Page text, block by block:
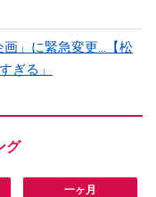
画」に緊急変更…【松
ぎる」
一ヶ月